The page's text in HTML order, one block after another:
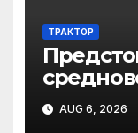
ТРАКТОР
„Калето
AUG 6, 2026